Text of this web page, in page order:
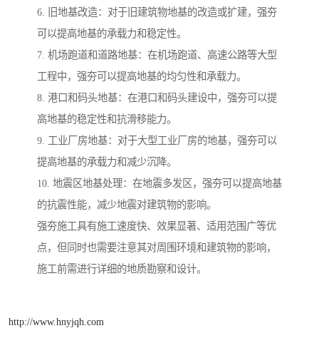
6. 旧地基改造：对于旧建筑物地基的改造或扩建，强夯
可以提高地基的承载力和稳定性。
7. 机场跑道和道路地基：在机场跑道、高速公路等大型
工程中，强夯可以提高地基的均匀性和承载力。
8. 港口和码头地基：在港口和码头建设中，强夯可以提
高地基的稳定性和抗滑移能力。
9. 工业厂房地基：对于大型工业厂房的地基，强夯可以
提高地基的承载力和减少沉降。
10. 地震区地基处理：在地震多发区，强夯可以提高地基
的抗震性能，减少地震对建筑物的影响。
强夯施工具有施工速度快、效果显著、适用范围广等优
点，但同时也需要注意其对周围环境和建筑物的影响，
施工前需进行详细的地质勘察和设计。
http://www.hnyjqh.com